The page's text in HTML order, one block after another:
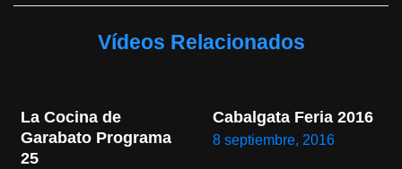
Vídeos Relacionados
La Cocina de
Garabato Programa
25
Cabalgata Feria 2016
8 septiembre, 2016